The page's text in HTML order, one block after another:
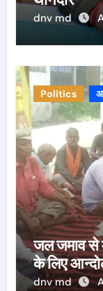
dnv md
Politics
जल जमाव से
के लिए
dnv md